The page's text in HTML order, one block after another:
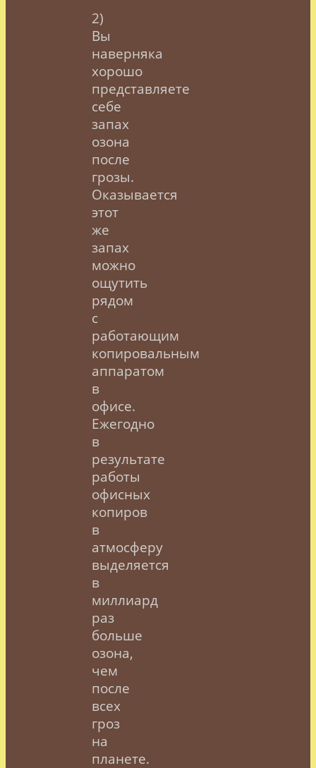
2)
Вы
наверняка
хорошо
представляете
себе
запах
озона
после
грозы.
Оказывается
этот
же
запах
можно
ощутить
рядом
с
работающим
копировальным
аппаратом
в
офисе.
Ежегодно
в
результате
работы
офисных
копиров
в
атмосферу
выделяется
в
миллиард
раз
больше
озона,
чем
после
всех
гроз
на
планете.